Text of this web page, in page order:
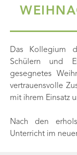
Das Kollegium
Schülern und
gesegnetes
vertrauensvolle
mit ihrem Einsatz
Nach den
Unterricht im